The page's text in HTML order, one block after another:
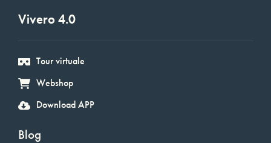
Vivero 4.0
Tour virtuale
Webshop
Download APP
Blog